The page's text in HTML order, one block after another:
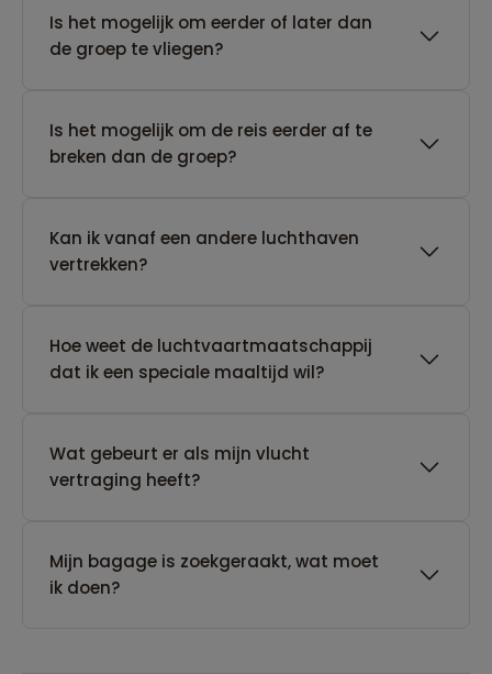
Is het mogelijk om eerder of later dan
de groep te vliegen?
Is het mogelijk om de reis eerder af te
breken dan de groep?
Kan ik vanaf een andere luchthaven
vertrekken?
Hoe weet de luchtvaartmaatschappij
dat ik een speciale maaltijd wil?
Wat gebeurt er als mijn vlucht
vertraging heeft?
Mijn bagage is zoekgeraakt, wat moet
ik doen?